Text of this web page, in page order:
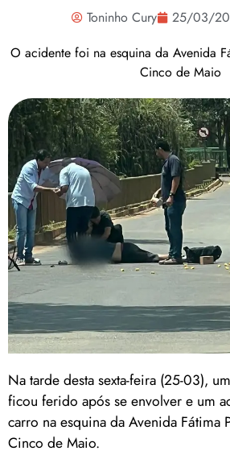
Toninho Cury 25/03/
O acidente foi na esquina da Avenida
Cinco de Maio
Na tarde desta sexta-feira (25-03),
ficou ferido após se envolver e um
carro na esquina da Avenida Fátima
Cinco de Maio.